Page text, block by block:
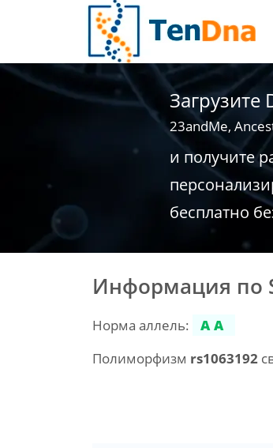
Загрузите
23andMe,
и получите
бесплатно
Информация по
Норма аллель:
AA
Полиморфизм rs1063192